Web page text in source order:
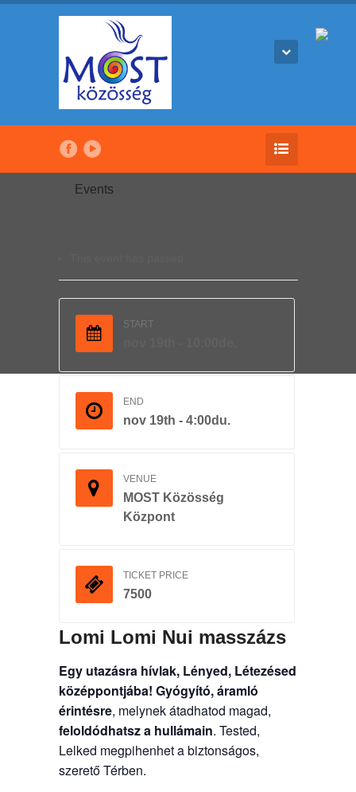
Events
START
END
nov 19th - 4:00du.
VENUE
MOST Közösség
Központ
TICKET PRICE
7500
Lomi Lomi Nui masszázs
Egy utazásra hívlak, Lényed, Létezésed
középpontjába! Gyógyító, áramló
érintésre, melynek átadhatod magad,
feloldódhatsz a hullámain. Tested,
Lelked megpihenhet a biztonságos,
szerető Térben.